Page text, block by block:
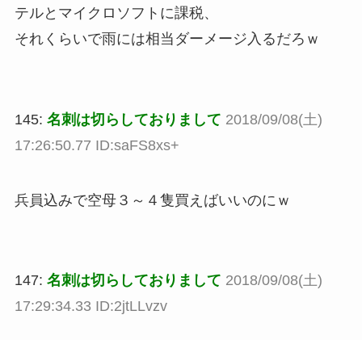
テルとマイクロソフトに課税、
それくらいで雨には相当ダーメージ入るだろｗ
145: 名刺は切らしておりまして 2018/09/08(土)
17:26:50.77 ID:saFS8xs+
兵員込みで空母３～４隻買えばいいのにｗ
147: 名刺は切らしておりまして 2018/09/08(土)
17:29:34.33 ID:2jtLLvzv